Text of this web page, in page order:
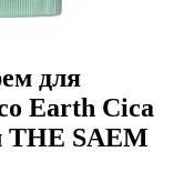
для
Earth Cica
THE SAEM